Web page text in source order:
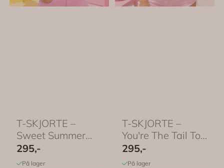
T-SKJORTE –
Sweet Summer
Time –
Festligtrykk
295,-
På lager
T-SKJORTE –
You're The Tail To
My Lobster – ...
295,-
På lager